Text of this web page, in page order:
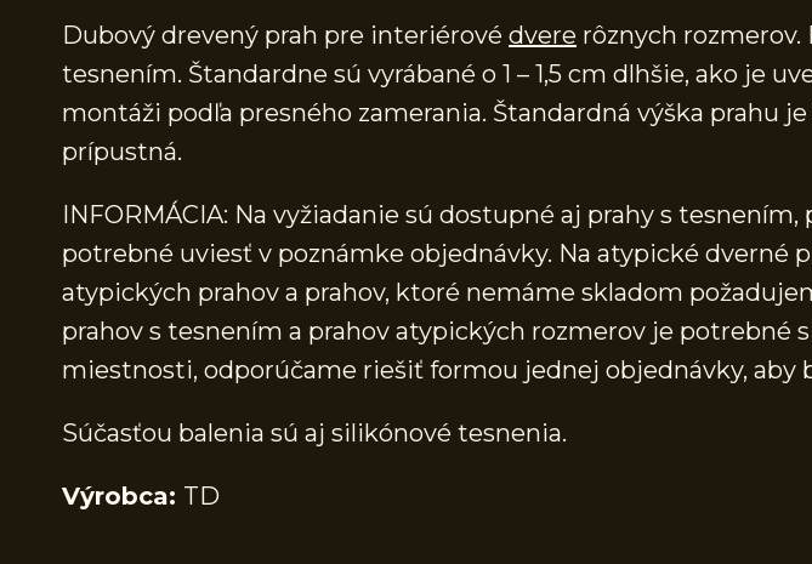
Dubový drevený prah pre interiérové dvere rôznych rozmerov.
tesnením. Štandardne sú vyrábané o 1 – 1,5 cm dlhšie, ako je
montáži podľa presného zamerania. Štandardná výška prahu
prípustná.
INFORMÁCIA: Na vyžiadanie sú dostupné aj prahy s
potrebné uviesť v poznámke objednávky. Na atypické dverné
atypických prahov a prahov, ktoré nemáme skladom
prahov s tesnením a prahov atypických rozmerov je
miestnosti, odporúčame riešiť formou jednej objednávky, aby
Súčasťou balenia sú aj silikónové tesnenia.
Výrobca: TD